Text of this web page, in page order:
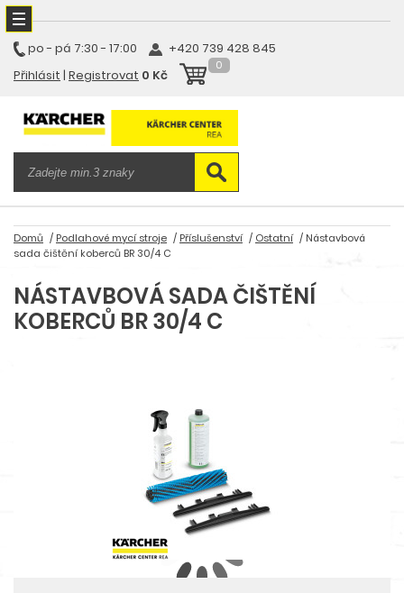
po - pá 7:30 - 17:00
+420 739 428 845
Přihlásit | Registrovat 0 Kč
0
Domů Podlahové mycí stroje Příslušenství Ostatní
Nástavbová
sada čištění koberců BR 30/4 C
NÁSTAVBOVÁ SADA ČIŠTĚNÍ
KOBERCŮ BR 30/4 C